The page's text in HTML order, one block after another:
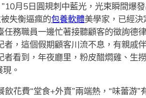
月5日圓規刺中藍光，光束瞬間爆
失衡逼瘋的包養軟體美學家，已經
務職員一邊忙著接聽顧客的徵詢德
，這個假期顧客川流不息，有親戚
者看到，年夜廳里，粉皮醋燜雞、生
。
花費“堂食+外賣”兩端熱，“味蕾游”